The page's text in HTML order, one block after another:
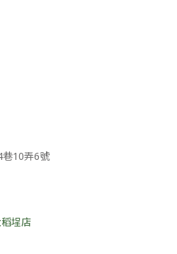
10弄6號
埕店